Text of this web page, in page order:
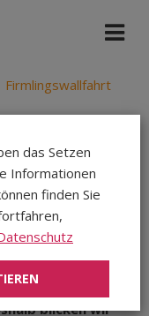
Firmlingswallfahrt
2027 -
und dynamische
blicken wir
das Setzen
Informationen
finden Sie